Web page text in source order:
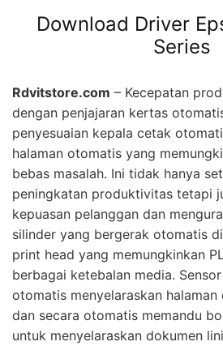
Download Driver
Series
Rdvitstore.com – Kecepatan
dengan penjajaran kertas
penyesuaian kepala cetak
halaman otomatis yang
bebas masalah. Ini tidak hanya
peningkatan produktivitas tetapi
kepuasan pelanggan dan
silinder yang bergerak otomatis
print head yang memungkinkan
berbagai ketebalan media.
otomatis menyelaraskan halaman
dan secara otomatis memandu
untuk menyelaraskan dokumen